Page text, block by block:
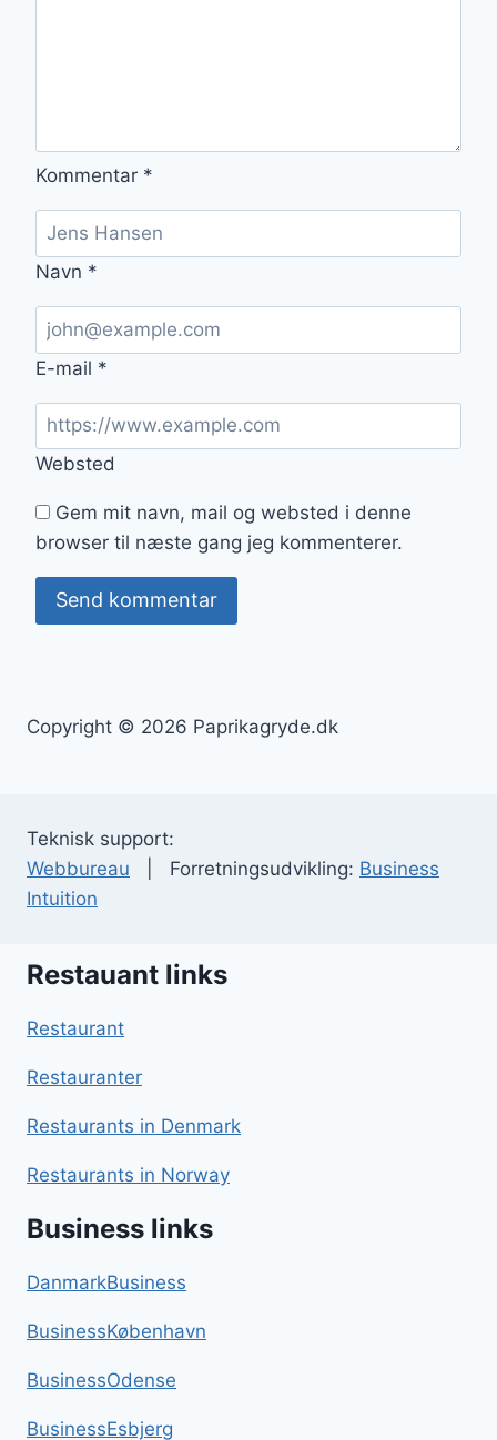
Kommentar *
Navn *
E-mail *
Websted
Gem mit navn, mail og websted i denne
browser til næste gang jeg kommenterer.
Copyright © 2026 Paprikagryde.dk
Teknisk support:
Webbureau | Forretningsudvikling: Business
Intuition
Restauant links
Restaurant
Restauranter
Restaurants in Denmark
Restaurants in Norway
Business links
DanmarkBusiness
BusinessKøbenhavn
BusinessOdense
BusinessEsbjerg